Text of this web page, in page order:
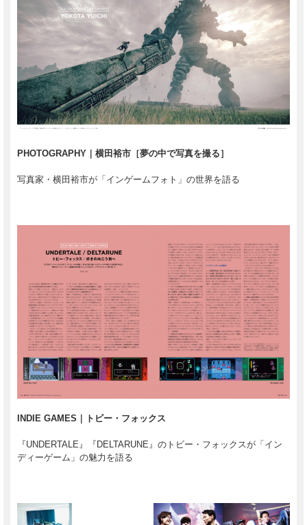
PHOTOGRAPHY｜横田裕市［夢の中で写真を撮る］
写真家・横田裕市が「インゲームフォト」の世界を語る
INDIE GAMES｜トビー・フォックス
『UNDERTALE』『DELTARUNE』のトビー・フォックスが「イン
ディーゲーム」の魅力を語る